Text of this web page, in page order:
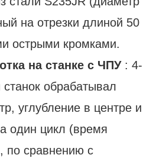
на отрезки длиной 50
острыми кромками.
на станке с ЧПУ : 4-
обрабатывал
углубление в центре и
один цикл (время
по сравнению с